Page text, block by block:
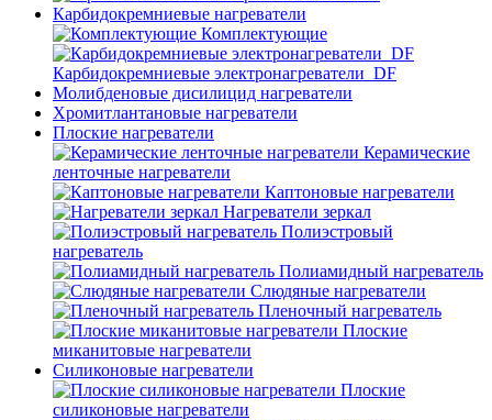
Карбидокремниевые нагреватели
Комплектующие
Карбидокремниевые электронагреватели_DF
Молибденовые дисилицид нагреватели
Хромитлантановые нагреватели
Плоские нагреватели
Керамические
ленточные нагреватели
Каптоновые нагреватели
Нагреватели зеркал
Полиэстровый
нагреватель
Полиамидный нагреватель
Слюдяные нагреватели
Пленочный нагреватель
Плоские
миканитовые нагреватели
Силиконовые нагреватели
Плоские
силиконовые нагреватели